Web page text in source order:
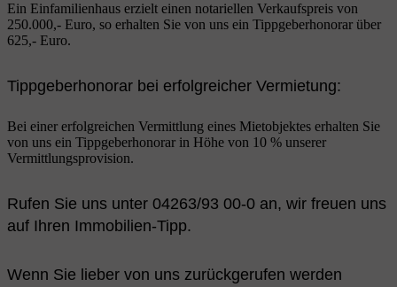
Ein Einfamilienhaus erzielt einen notariellen Verkaufspreis von
250.000,- Euro, so erhalten Sie von uns ein Tippgeberhonorar über
625,- Euro.
Tippgeberhonorar bei erfolgreicher Vermietung:
Bei einer erfolgreichen Vermittlung eines Mietobjektes erhalten Sie
von uns ein Tippgeberhonorar in Höhe von 10 % unserer
Vermittlungsprovision.
Rufen Sie uns unter 04263/93 00-0 an, wir freuen uns
auf Ihren Immobilien-Tipp.
Wenn Sie lieber von uns zurückgerufen werden